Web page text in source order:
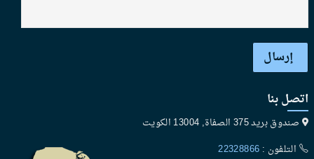
إرسال
اتصل بنا
صندوق بريد 375 الصفاة, 13004 الكويت
التلفون : 22328866